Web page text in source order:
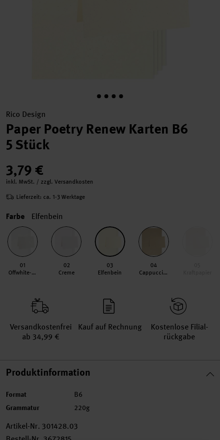
Rico Design
Paper Poetry Renew Karten B6
5 Stück
3,79 €
inkl. MwSt. / zzgl. Versandkosten
Lieferzeit: ca. 1-3 Werktage
Farbe Elfenbein
01
Offwhite-roségold
02
Creme
03
Elfenbein
04
Cappuccino
Versand­kosten­frei
ab 34,99 €
Kauf auf Rechnung
Kosten­lose Filial­
rückgabe
Produktinformation
Format B6
Grammatur 220g
Artikel-Nr. 301428.03